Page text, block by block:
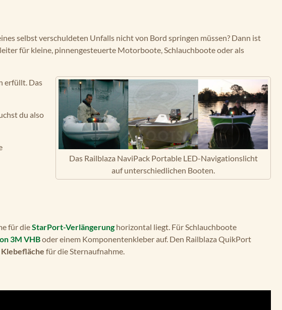
selbst verschuldeten Unfalls nicht von Bord springen müssen? Dann ist
für kleine, pinnengesteuerte Motorboote, Schlauchboote oder als
Das Railblaza NaviPack Portable LED-Navigationslicht
auf unterschiedlichen Booten.
erfüllt. Das
du also
für dieStarPort-Verlängerunghorizontal liegt. Für Schlauchboote
3M VHBoder einem Komponentenkleber auf. Den Railblaza QuikPort
für die Sternaufnahme.